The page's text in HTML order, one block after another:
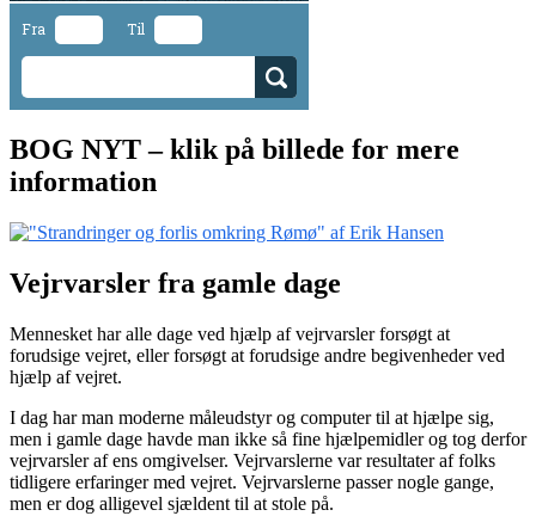
Fra Til
BOG NYT – klik på billede for mere
information
Vejrvarsler fra gamle dage
Mennesket har alle dage ved hjælp af vejrvarsler forsøgt at
forudsige vejret, eller forsøgt at forudsige andre begivenheder ved
hjælp af vejret.
I dag har man moderne måleudstyr og computer til at hjælpe sig,
men i gamle dage havde man ikke så fine hjælpemidler og tog derfor
vejrvarsler af ens omgivelser. Vejrvarslerne var resultater af folks
tidligere erfaringer med vejret. Vejrvarslerne passer nogle gange,
men er dog alligevel sjældent til at stole på.